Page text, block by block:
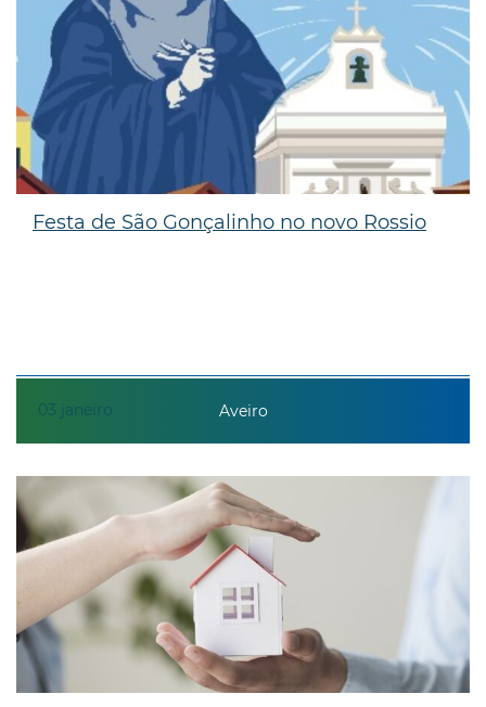
03 janeiro
Festa de São Gonçalinho no novo Rossio
Aveiro